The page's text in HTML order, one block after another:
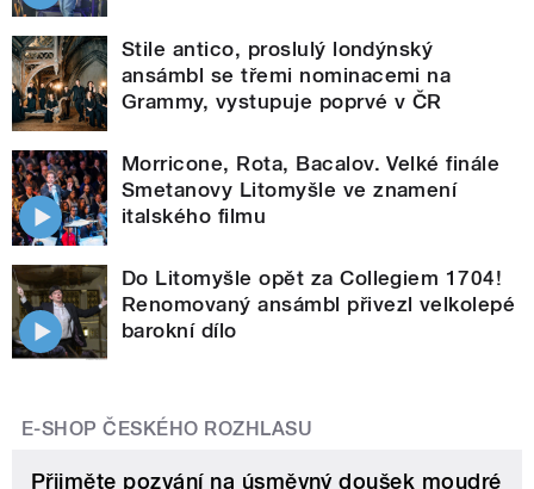
Stile antico, proslulý londýnský
ansámbl se třemi nominacemi na
Grammy, vystupuje poprvé v ČR
Morricone, Rota, Bacalov. Velké finále
Smetanovy Litomyšle ve znamení
italského filmu
Do Litomyšle opět za Collegiem 1704!
Renomovaný ansámbl přivezl velkolepé
barokní dílo
E-SHOP ČESKÉHO ROZHLASU
Přijměte pozvání na úsměvný doušek moudré